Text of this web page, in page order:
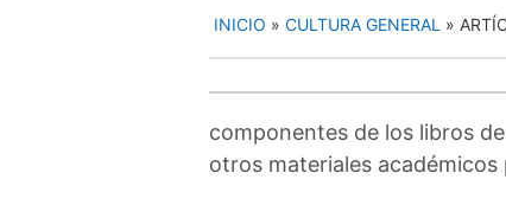
INICIO » CULTURA GENERAL »
componentes de los libros
otros materiales